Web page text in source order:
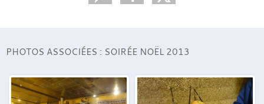
PHOTOS ASSOCIÉES : SOIRÉE NOËL 2013